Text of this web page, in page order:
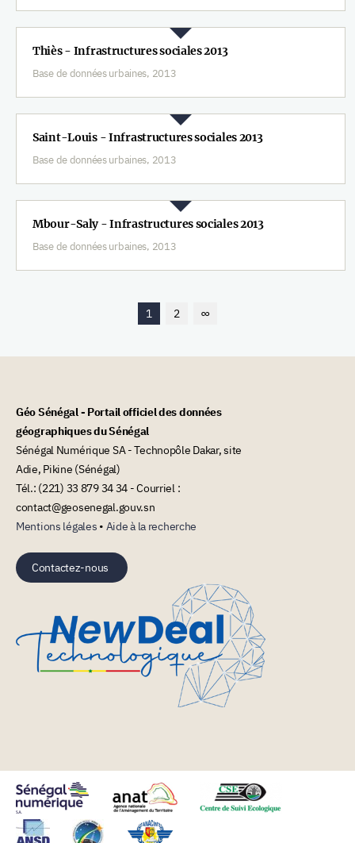
Thiès - Infrastructures sociales 2013
Base de données urbaines, 2013
Saint-Louis - Infrastructures sociales 2013
Base de données urbaines, 2013
Mbour-Saly - Infrastructures sociales 2013
Base de données urbaines, 2013
1 2 ∞
Géo Sénégal - Portail officiel des données
géographiques du Sénégal
Sénégal Numérique SA - Technopôle Dakar, site
Adie, Pikine (Sénégal)
Tél.: (221) 33 879 34 34 - Courriel :
contact@geosenegal.gouv.sn
Mentions légales • Aide à la recherche
Contactez-nous